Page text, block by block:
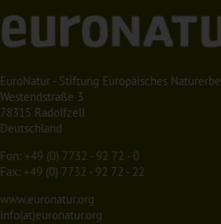
EuroNatur - Stiftung Europäisches Naturerbe
Westendstraße 3
78315 Radolfzell
Deutschland
Fon: +49 (0) 7732 - 92 72 - 0
Fax: +49 (0) 7732 - 92 72 - 22
www.euronatur.org
info(at)euronatur.org